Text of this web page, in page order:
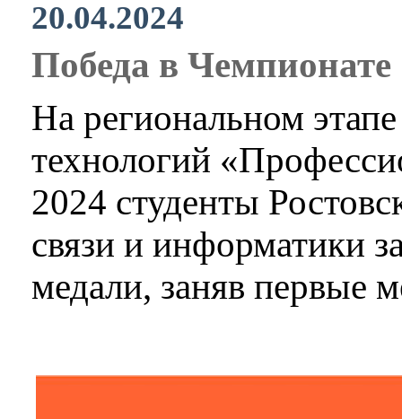
20.04.2024
Победа в Чемпионате
На региональном
технологий
2024 студенты
связи и информатики
медали, заняв первые